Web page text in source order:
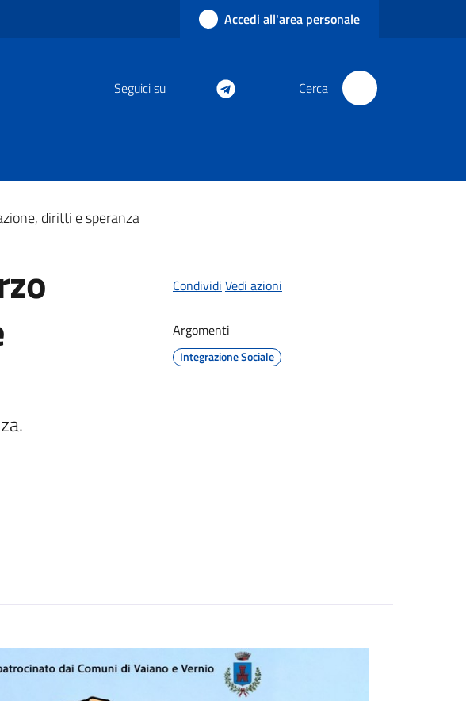
Accedi all'area personale
Seguici su Cerca
diritti e speranza
Condividi Vedi azioni
Argomenti
Integrazione Sociale